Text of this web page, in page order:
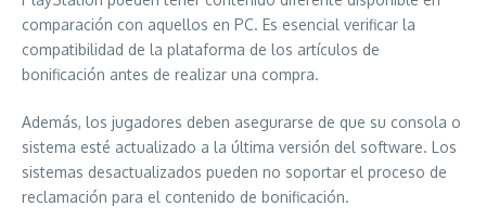
comparación con aquellos en PC. Es esencial verificar la
compatibilidad de la plataforma de los artículos de
bonificación antes de realizar una compra.
Además, los jugadores deben asegurarse de que su consola o
sistema esté actualizado a la última versión del software. Los
sistemas desactualizados pueden no soportar el proceso de
reclamación para el contenido de bonificación.